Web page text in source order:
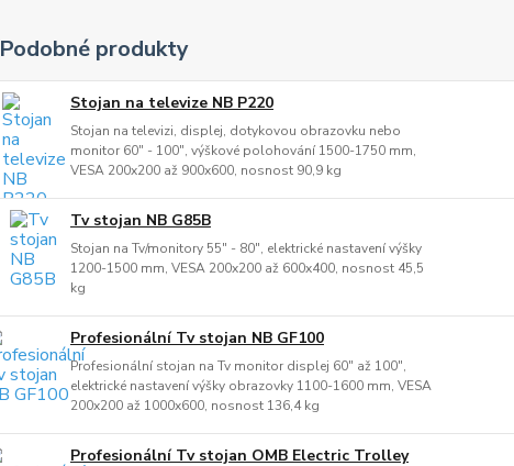
Podobné produkty
Stojan na televize NB P220
Stojan na televizi, displej, dotykovou obrazovku nebo
monitor 60" - 100", výškové polohování 1500-1750 mm,
VESA 200x200 až 900x600, nosnost 90,9 kg
Tv stojan NB G85B
Stojan na Tv/monitory 55" - 80", elektrické nastavení výšky
1200-1500 mm, VESA 200x200 až 600x400, nosnost 45,5
kg
Profesionální Tv stojan NB GF100
Profesionální stojan na Tv monitor displej 60" až 100",
elektrické nastavení výšky obrazovky 1100-1600 mm, VESA
200x200 až 1000x600, nosnost 136,4 kg
Profesionální Tv stojan OMB Electric Trolley